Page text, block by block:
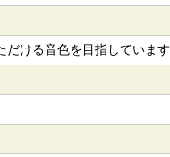
だける音色を目指しています